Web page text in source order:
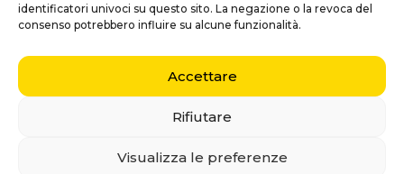
identificatori univoci su questo sito. La negazione o la revoca del
consenso potrebbero influire su alcune funzionalità.
Accettare
Rifiutare
Visualizza le preferenze
Jan+32 (0) 477 732 949
Veronique+32 (0)472 562 684
Middelmolenlaan 100
2100 Deurne
Nederlands(Olandese) English